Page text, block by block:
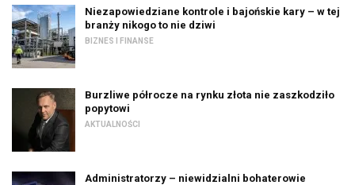
Niezapowiedziane kontrole i bajońskie kary – w tej
branży nikogo to nie dziwi
BIZNES I FINANSE
Burzliwe półrocze na rynku złota nie zaszkodziło
popytowi
AKTUALNOŚCI
Administratorzy – niewidzialni bohaterowie